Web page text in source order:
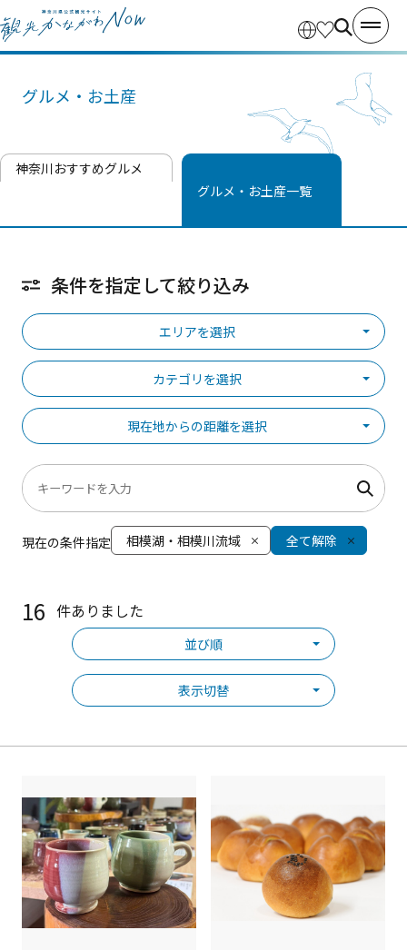
グルメ・お土産
神奈川おすすめグルメ
グルメ・お土産一覧
条件を指定して絞り込み
エリアを選択
カテゴリを選択
現在地からの距離を選択
現在の条件指定 相模湖・相模川流域 全て解除
16 件ありました
並び順
表示切替